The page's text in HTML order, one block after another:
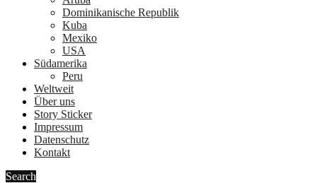
Dominikanische Republik
Kuba
Mexiko
USA
Südamerika
Peru
Weltweit
Über uns
Story Sticker
Impressum
Datenschutz
Kontakt
Search